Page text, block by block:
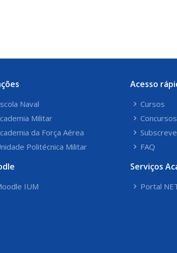
Naval
Militar
da Força Aérea
Politécnica Militar
IUM
Acesso
Cursos
FAQ
Serviços
Portal